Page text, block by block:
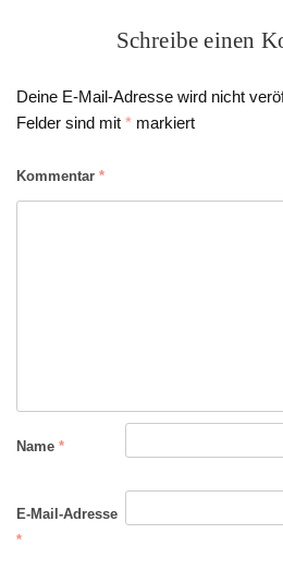
Schreibe einen
Deine E-Mail-Adresse wird nicht
Felder sind mit * markiert
Kommentar *
Name *
E-Mail-Adresse
*